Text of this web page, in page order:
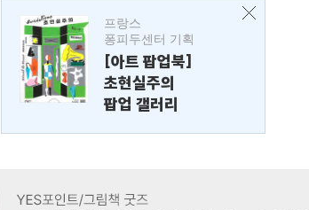
프랑스
퐁피두센터 기획
[아트 팝업북]
초현실주의
팝업 갤러리